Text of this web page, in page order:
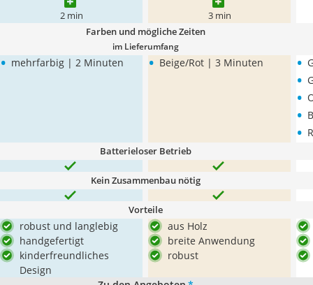
2 min 3 min
Farben und mögliche Zeiten
im Lieferumfang
• mehrfarbig | 2 Minuten • Beige/Rot | 3 Minuten •
•
•
•
•
Batterieloser Betrieb
Kein Zusammenbau nötig
Vorteile
robust und langlebig
handgefertigt
kinderfreundliches
Design
aus Holz
breite Anwendung
robust